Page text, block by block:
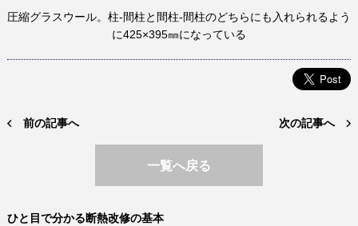
圧縮グラスウール。柱-間柱と間柱-間柱のどちらにも入れられるよう
に425×395㎜になっている
前の記事へ 次の記事へ
一覧へ戻る
ひと目で分かる断熱改修の基本